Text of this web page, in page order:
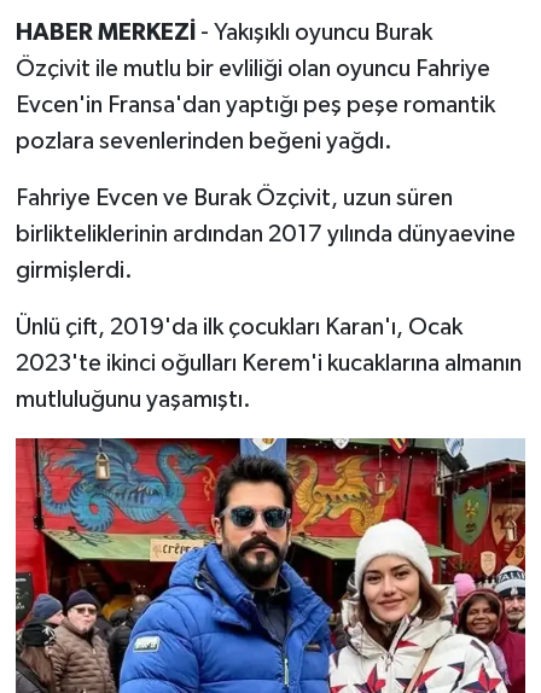
HABER MERKEZİ - Yakışıklı oyuncu Burak
Özçivit ile mutlu bir evliliği olan oyuncu Fahriye
Evcen'in Fransa'dan yaptığı peş peşe romantik
pozlara sevenlerinden beğeni yağdı.
Fahriye Evcen ve Burak Özçivit, uzun süren
birlikteliklerinin ardından 2017 yılında dünyaevine
girmişlerdi.
Ünlü çift, 2019'da ilk çocukları Karan'ı, Ocak
2023'te ikinci oğulları Kerem'i kucaklarına almanın
mutluluğunu yaşamıştı.